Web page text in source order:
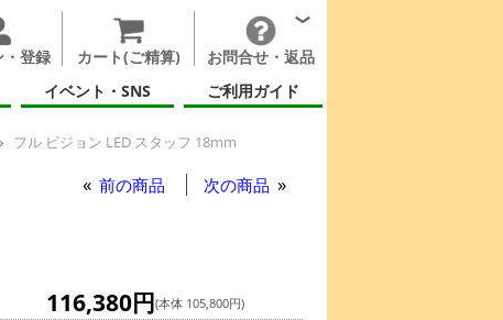
・登録 カート(ご精算)
お問合せ・返品
イベント・SNS ご利用ガイド
フル ビジョン LED スタッフ 18mm
前の商品 次の商品
116,380円(本体 105,800円)